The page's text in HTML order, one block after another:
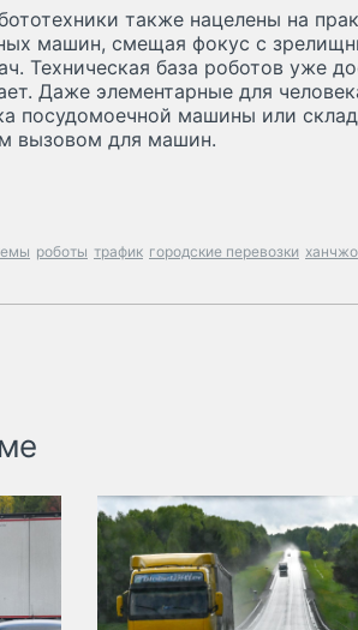
также нацелены на
машин, смещая фокус с
Техническая база роботов уже
Даже элементарные для
посудомоечной машины или
вызовом для машин.
роботы трафик городские перевозки